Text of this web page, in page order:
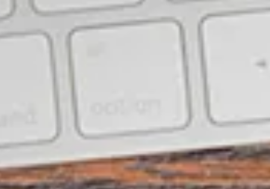
4º lugar. De toda forma,
mérito do Aprova e meu,
pelo esforço diário. Aqui,